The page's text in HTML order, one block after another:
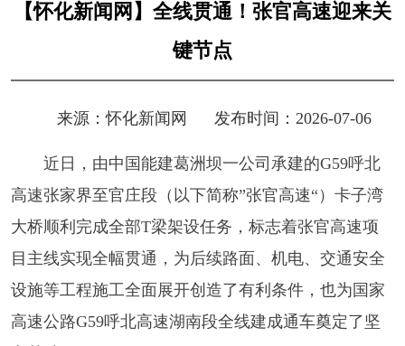
【怀化新闻网】全线贯通！张官高速迎来关
键节点
来源：怀化新闻网 发布时间：2026-07-06
近日，由中国能建葛洲坝一公司承建的G59呼北
高速张家界至官庄段（以下简称”张官高速“）卡子湾
大桥顺利完成全部T梁架设任务，标志着张官高速项
目主线实现全幅贯通，为后续路面、机电、交通安全
设施等工程施工全面展开创造了有利条件，也为国家
高速公路G59呼北高速湖南段全线建成通车奠定了坚